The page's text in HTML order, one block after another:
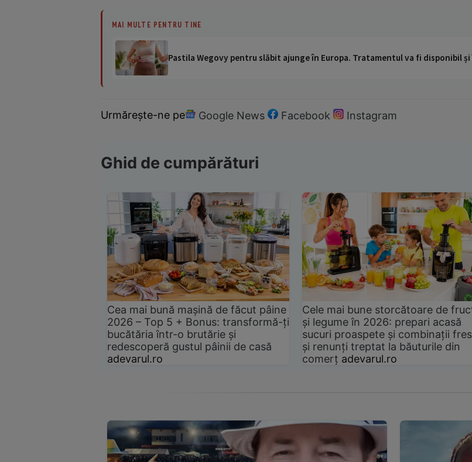
MAI MULTE PENTRU TINE
Pastila Wegovy pentru slăbit ajunge în Europa. Tratamentul va fi disponibil și
Urmărește-ne pe Google News Facebook Instagram
Ghid de cumpărături
Cea mai bună mașină de făcut pâine
2026 – Top 5 + Bonus: transformă-ți
bucătăria într-o brutărie și
redescoperă gustul pâinii de casă
adevarul.ro
Cele mai bune storcătoare de
și legume în 2026: prepari acasă
sucuri proaspete și combinații
și renunți treptat la băuturile din
comerț adevarul.ro